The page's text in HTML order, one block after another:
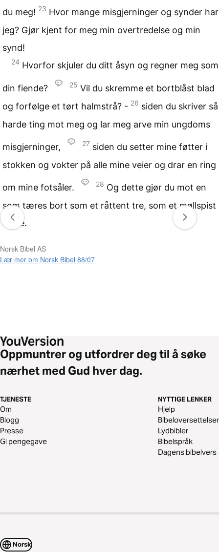
du meg! 23 Hvor mange misgjerninger og synder har
jeg? Gjør kjent for meg min overtredelse og min
synd!
24 Hvorfor skjuler du ditt åsyn og regner meg som
din fiende? 25 Vil du skremme et bortblåst blad
og forfølge et tørt halmstrå? - 26 siden du skriver så
harde ting mot meg og lar meg arve min ungdoms
misgjerninger, 27 siden du setter mine føtter i
stokken og vokter på alle mine veier og drar en ring
om mine fotsåler. 28 Og dette gjør du mot en
som tæres bort som et råttent tre, som et møllspist
klede.
Norsk Bibel AS
Lær mer om Norsk Bibel 88/07
Oppmuntrer og utfordrer deg til å søke
nærhet med Gud hver dag.
TJENESTE
Om
Blogg
Presse
Gi pengegave
NYTTIGE LENKER
Hjelp
Bibeloversettelser
Lydbibler
Bibelspråk
Dagens bibelvers
Norsk